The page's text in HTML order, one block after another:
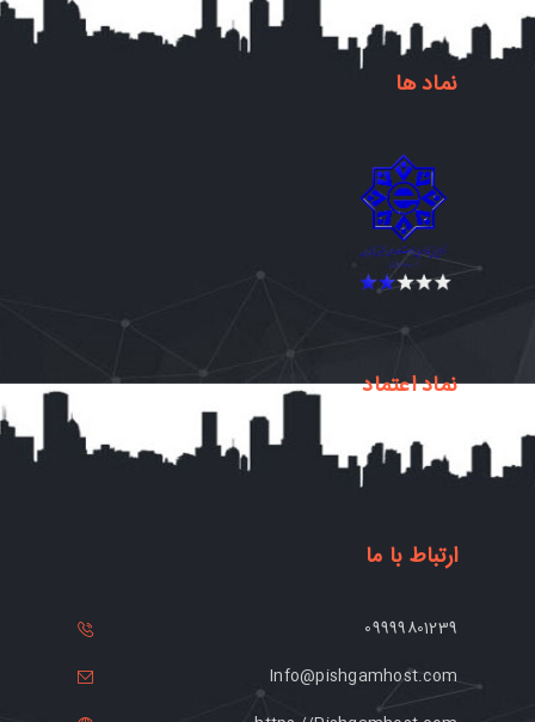
نماد ها
نماد اعتماد
ارتباط با ما
09999801239
Info@pishgamhost.com